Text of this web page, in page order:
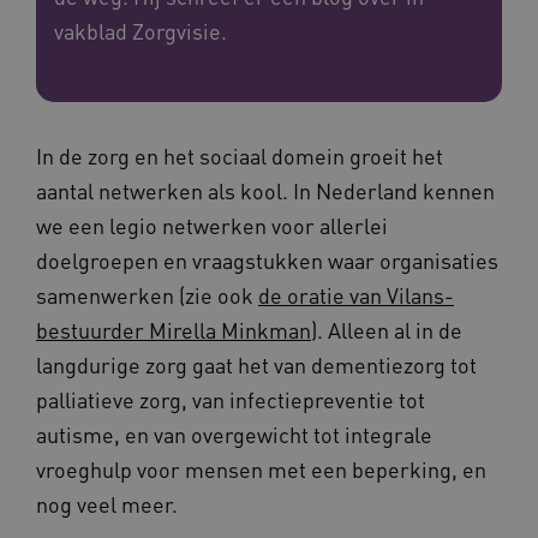
vakblad Zorgvisie.
In de zorg en het sociaal domein groeit het
aantal netwerken als kool. In Nederland kennen
we een legio netwerken voor allerlei
doelgroepen en vraagstukken waar organisaties
samenwerken (zie ook de oratie van Vilans-
bestuurder Mirella Minkman). Alleen al in de
langdurige zorg gaat het van dementiezorg tot
palliatieve zorg, van infectiepreventie tot
autisme, en van overgewicht tot integrale
vroeghulp voor mensen met een beperking, en
nog veel meer.